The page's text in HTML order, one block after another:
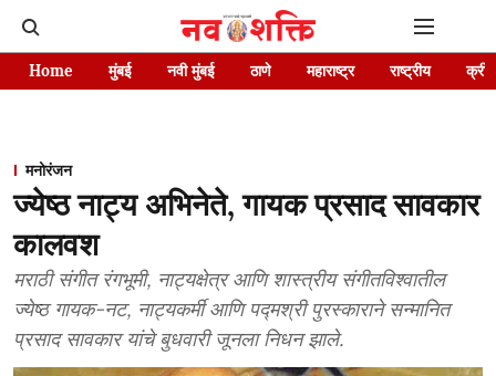
Home मुंबई नवी मुंबई ठाणे महाराष्ट्र राष्ट्रीय
मनोरंजन
ज्येष्ठ नाट्य अभिनेते, गायक प्रसाद सावकार
कालवश
मराठी संगीत रंगभूमी, नाट्यक्षेत्र आणि शास्त्रीय संगीतविश्वातील
ज्येष्ठ गायक-नट, नाट्यकर्मी आणि पद्मश्री पुरस्काराने सन्मानित
प्रसाद सावकार यांचे बुधवारी जूनला निधन झाले.